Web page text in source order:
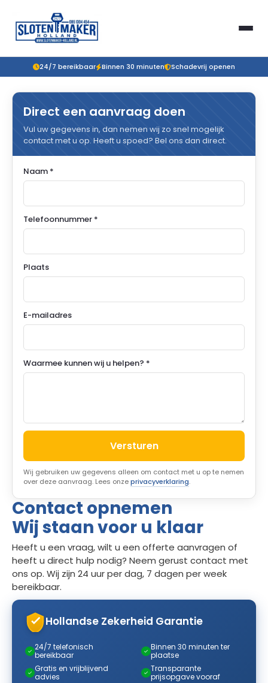
24/7 bereikbaar Binnen 30 minuten Schadevrij openen
Contact opnemen
Wij staan voor u klaar
Heeft u een vraag, wilt u een offerte aanvragen of
heeft u direct hulp nodig? Neem gerust contact met
ons op. Wij zijn 24 uur per dag, 7 dagen per week
bereikbaar.
Hollandse Zekerheid Garantie
✓ 24/7 telefonisch
bereikbaar
✓ Binnen 30 minuten ter
plaatse
✓ Gratis en vrijblijvend
advies
✓ Transparante
prijsopgave vooraf
Direct een aanvraag doen
Vul uw gegevens in, dan nemen wij zo snel mogelijk
contact met u op. Heeft u spoed? Bel ons dan direct.
Naam *
Telefoonnummer *
Plaats
E-mailadres
Waarmee kunnen wij u helpen? *
Versturen
Wij gebruiken uw gegevens alleen om contact met u op te nemen
over deze aanvraag. Lees onzeprivacyverklaring.